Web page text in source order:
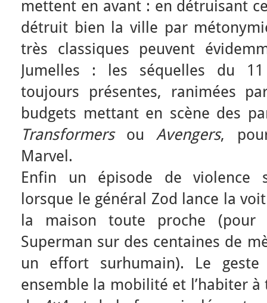
mettent en avant : en détruisant
détruit bien la ville par
très classiques peuvent
Jumelles : les séquelles du
toujours présentes, ranimées
budgets mettant en scène des
TransformersouAvengers,
Marvel.
Enfin un épisode de violence
lorsque le général Zod lance la
la maison toute proche (pour
Superman sur des centaines de
un effort surhumain). Le
ensemble la mobilité et l’habiter